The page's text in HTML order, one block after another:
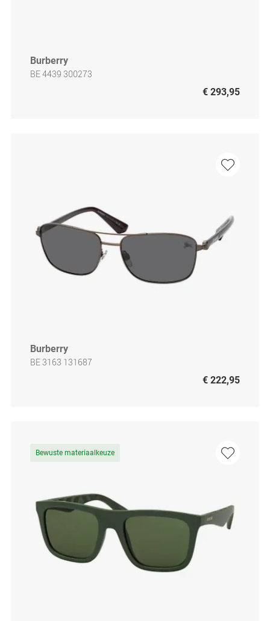
Burberry
BE 4439 300273
€ 293,95
Burberry
BE 3163 131687
€ 222,95
Bewuste materiaalkeuze